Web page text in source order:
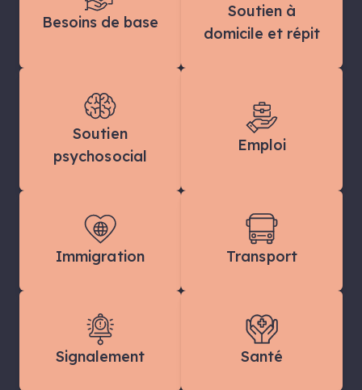
Besoins de base
Soutien à
domicile et répit
Soutien
psychosocial
Emploi
Immigration Transport
Signalement Santé